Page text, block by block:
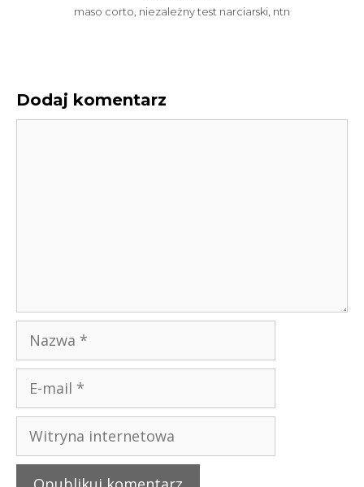
maso corto niezależny test narciarski ntn
Dodaj komentarz